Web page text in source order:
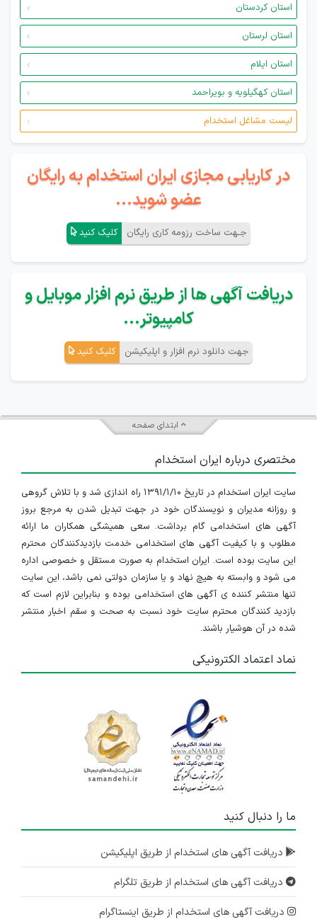
استان کردستان
استان لرستان
استان ایلام
استان کهگیلویه و بویراحمد
لیست مشاغل استخدام
در کاریابی مجازی ایران استخدام به رایگان
عضو شوید...
جـهت ساخت رزومه کاری رایگان کلیک کنید
دریافت آگهی ها از طریق نرم افزار موبایل و
کامپیوتر...
جهت دانلود نرم افزار و اپلیکیشن کلیک کنید
ابتدای صفحه
مختصری درباره ایران استخدام
سایت ایران استخدام در تاریخ ۱۳۹۱/۱/۱۰ راه اندازی شد و با تلاش گروهی
و روزانه مدیران و نویسندگان خود در جهت تبدیل شدن به مرجع بروز
آگهی های استخدامی گام برداشت. سعی همیشگی همکاران ما ارائه
مطلوب و با کیفیت آگهی های استخدامی خدمت بازدیدکنندگان محترم
این سایت بوده است. ایران استخدام به صورت مستقل و خصوصی اداره
می شود و وابسته به هیچ نهاد و یا سازمان دولتی نمی باشد، این سایت
تنها منتشر کننده ی آگهی های استخدامی بوده و بنابراین لازم است که
بازدید کنندگان محترم سایت خود نسبت به صحت و سقم اخبار منتشر
شده در آن هوشیار باشند.
نماد اعتماد الکترونیکی
ما را دنبال کنید
دریافت آگهی های استخدام از طریق اپلیکیشن
دریافت آگهی های استخدام از طریق تلگرام
دریافت آگهی های استخدام از طریق اینستاگرام